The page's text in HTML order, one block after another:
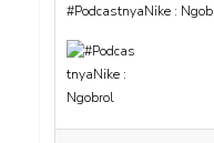
#PodcastnyaNike :